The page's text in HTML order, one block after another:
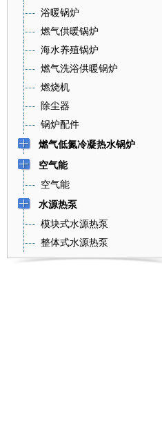
浴暖锅炉
燃气供暖锅炉
海水养殖锅炉
燃气洗浴供暖锅炉
燃烧机
除尘器
锅炉配件
燃气低氮冷凝热水锅炉
空气能
空气能
水源热泵
模块式水源热泵
整体式水源热泵